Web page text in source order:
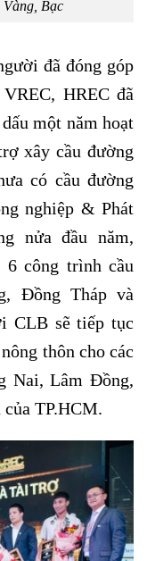
Bạc
đã đóng góp
HREC đã
một năm hoạt
xây cầu đường
có cầu đường
nghiệp & Phát
nửa đầu năm,
6 công trình cầu
Đồng Tháp và
CLB sẽ tiếp tục
thôn cho các
Nai, Lâm Đồng,
TP.HCM.